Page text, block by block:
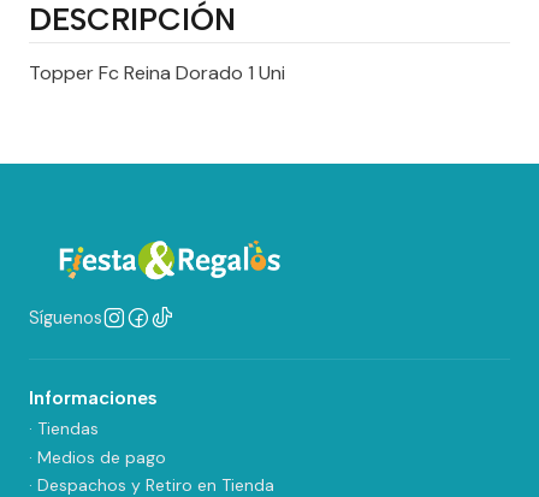
DESCRIPCIÓN
Topper Fc Reina Dorado 1 Uni
Síguenos
Informaciones
· Tiendas
· Medios de pago
· Despachos y Retiro en Tienda